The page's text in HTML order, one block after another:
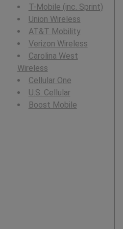
T-Mobile (inc. Sprint)
Union Wireless
AT&T Mobility
Verizon Wireless
Carolina West
Wireless
Cellular One
U.S. Cellular
Boost Mobile